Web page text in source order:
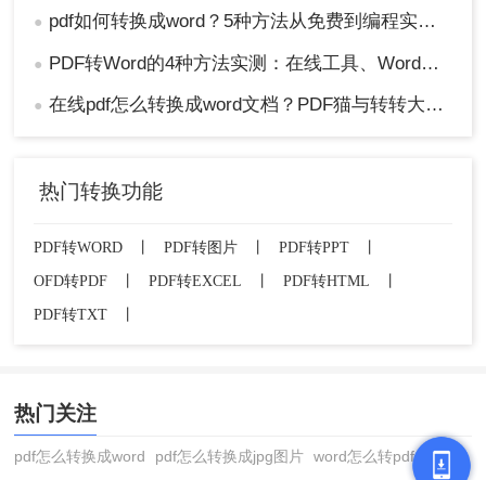
● pdf如何转换成word？5种方法从免费到编程实测对比！
● PDF转Word的4种方法实测：在线工具、Word、Adobe与开源软件对比！！
● 在线pdf怎么转换成word文档？PDF猫与转转大师2种在线工具使用指南与功能对比！
热门转换功能
PDF转WORD PDF转图片 PDF转PPT
OFD转PDF
PDF转EXCEL PDF转HTML
PDF转TXT
热门关注
pdf怎么转换成word pdf怎么转换成jpg图片 word怎么转pdf